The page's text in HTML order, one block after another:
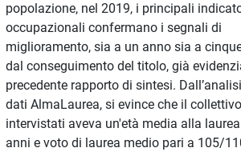
popolazione, nel 2019, i principali
occupazionali confermano i segnali di
miglioramento, sia a un anno sia a
dal conseguimento del titolo, già
precedente rapporto di sintesi.
dati AlmaLaurea, si evince che il
intervistati aveva un'età media alla
anni e voto di laurea medio pari a 105/